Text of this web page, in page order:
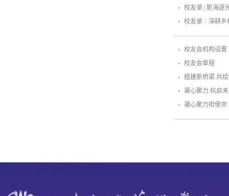
校友录 | 影海逐
校友录｜深耕乡
校友会机构设置
校友会章程
搭建新桥梁 共
凝心聚力 杭启
凝心聚力担使命